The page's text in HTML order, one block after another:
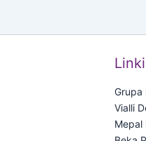
Linki
Grupa
Vialli
Mepal